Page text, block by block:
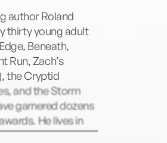
author Roland
thirty young adult
Beneath,
Run, Zach’s
the Cryptid
and the Storm
garnered dozens
He lives in
rolandsmith.com